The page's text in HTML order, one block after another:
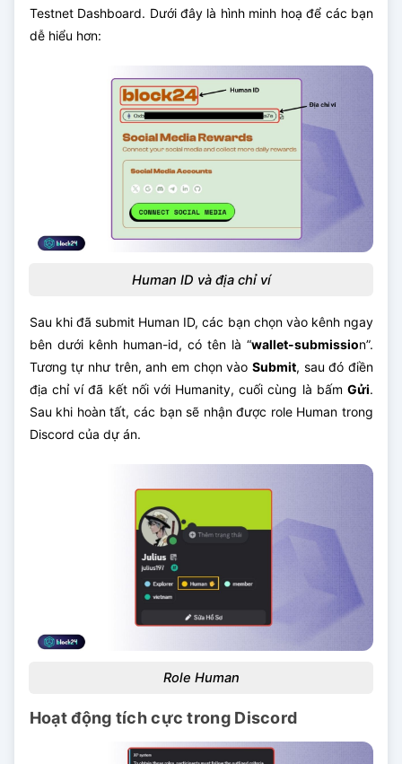
Testnet Dashboard. Dưới đây là hình minh hoạ để các bạn
dễ hiểu hơn:
Human ID và địa chỉ ví
Sau khi đã submit Human ID, các bạn chọn vào kênh ngay
bên dưới kênh human-id, có tên là “wallet-submission”.
Tương tự như trên, anh em chọn vàoSubmit, sau đó điền
địa chỉ ví đã kết nối với Humanity, cuối cùng là bấm Gửi.
Sau khi hoàn tất, các bạn sẽ nhận được role Human trong
Discord của dự án.
Role Human
Hoạt động tích cực trong Discord